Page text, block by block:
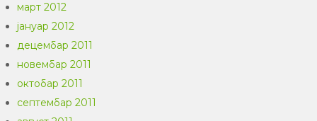
март 2012
јануар 2012
децембар 2011
новембар 2011
октобар 2011
септембар 2011